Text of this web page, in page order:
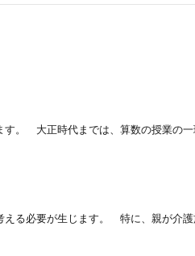
。 大正時代までは、算数の授業の
る必要が生じます。 特に、親が介